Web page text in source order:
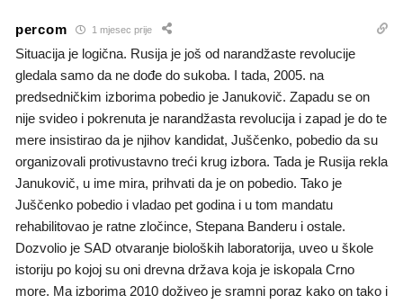
percom 1 mjesec prije
Situacija je logična. Rusija je još od narandžaste revolucije
gledala samo da ne dođe do sukoba. I tada, 2005. na
predsedničkim izborima pobedio je Janukovič. Zapadu se on
nije svideo i pokrenuta je narandžasta revolucija i zapad je do te
mere insistirao da je njihov kandidat, Juščenko, pobedio da su
organizovali protivustavno treći krug izbora. Tada je Rusija rekla
Janukovič, u ime mira, prihvati da je on pobedio. Tako je
Juščenko pobedio i vladao pet godina i u tom mandatu
rehabilitovao je ratne zločince, Stepana Banderu i ostale.
Dozvolio je SAD otvaranje bioloških laboratorija, uveo u škole
istoriju po kojoj su oni drevna država koja je iskopala Crno
more. Ma izborima 2010 doživeo je sramni poraz kako on tako i